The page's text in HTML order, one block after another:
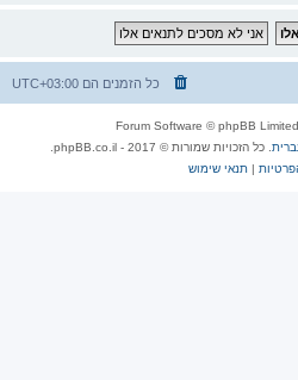
כל הזמנים הם UTC+03:00
. כל הזכויות שמורות © 2017 - phpBB.co.il.
| תנאי שימוש